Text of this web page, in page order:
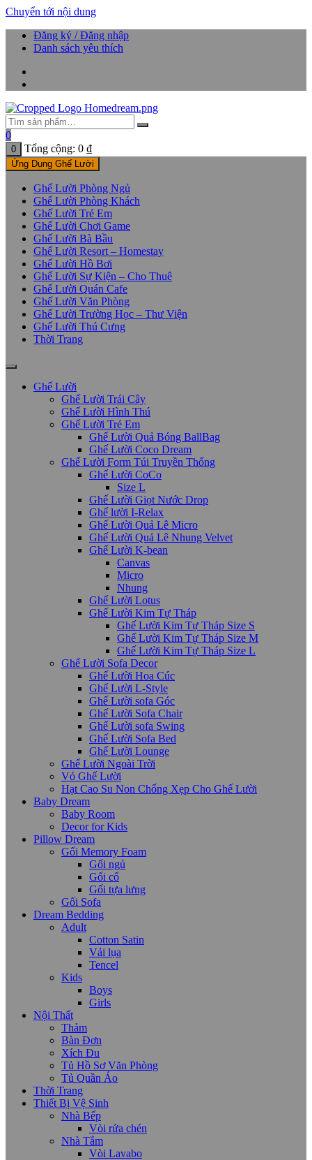
Chuyển tới nội dung
Đăng ký / Đăng nhập
Danh sách yêu thích
0
0 Tổng cộng: 0 ₫
Ứng Dụng Ghế Lười
Ghế Lười Phòng Ngủ
Ghế Lười Phòng Khách
Ghế Lười Trẻ Em
Ghế Lười Chơi Game
Ghế Lười Bà Bầu
Ghế Lười Resort – Homestay
Ghế Lười Hồ Bơi
Ghế Lười Sự Kiện – Cho Thuê
Ghế Lười Quán Cafe
Ghế Lười Văn Phòng
Ghế Lười Trường Học – Thư Viện
Ghế Lười Thú Cưng
Thời Trang
Ghế Lười
Ghế Lười Trái Cây
Ghế Lười Hình Thú
Ghế Lười Trẻ Em
Ghế Lười Quả Bóng BallBag
Ghế Lười Coco Dream
Ghế Lười Form Túi Truyền Thống
Ghế Lười CoCo
Size L
Ghế Lười Giọt Nước Drop
Ghế lười I-Relax
Ghế Lười Quả Lê Micro
Ghế Lười Quả Lê Nhung Velvet
Ghế Lười K-bean
Canvas
Micro
Nhung
Ghế Lười Lotus
Ghế Lười Kim Tự Tháp
Ghế Lười Kim Tự Tháp Size S
Ghế Lười Kim Tự Tháp Size M
Ghế Lười Kim Tự Tháp Size L
Ghế Lười Sofa Decor
Ghế Lười Hoa Cúc
Ghế Lười L-Style
Ghế Lười sofa Góc
Ghế Lười Sofa Chair
Ghế Lười sofa Swing
Ghế Lười Sofa Bed
Ghế Lười Lounge
Ghế Lười Ngoài Trời
Vỏ Ghế Lười
Hạt Cao Su Non Chống Xẹp Cho Ghế Lười
Baby Dream
Baby Room
Decor for Kids
Pillow Dream
Gối Memory Foam
Gối ngủ
Gối cổ
Gối tựa lưng
Gối Sofa
Dream Bedding
Adult
Cotton Satin
Vải lụa
Tencel
Kids
Boys
Girls
Nội Thất
Thảm
Bàn Đơn
Xích Đu
Tủ Hồ Sơ Văn Phòng
Tủ Quần Áo
Thời Trang
Thiết Bị Vệ Sinh
Nhà Bếp
Vòi rửa chén
Nhà Tắm
Vòi Lavabo